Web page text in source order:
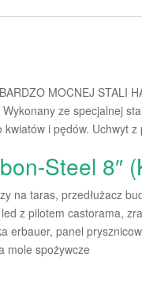
MOCNEJ STALI
ze specjalnej
i pędów. Uchwyt
Steel 8″
na taras, przedłużacz
z pilotem castorama,
erbauer, panel
mole spożywcze